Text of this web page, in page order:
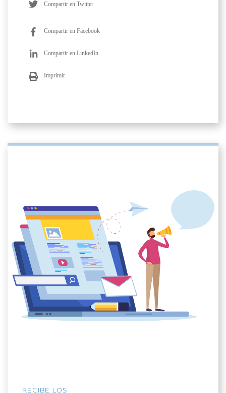
Compartir en Twitter
Compartir en Facebook
Compartir en LinkedIn
Imprimir
RECIBE LOS